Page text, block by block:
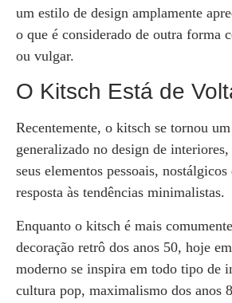
um estilo de design amplamente
o que é considerado de outra forma
ou vulgar.
O Kitsch Está de
Recentemente, o kitsch se tornou
generalizado no design de
seus elementos pessoais,
resposta às tendências minimalistas.
Enquanto o kitsch é mais
decoração retrô dos anos 50, hoje
moderno se inspira em todo tipo de
cultura pop, maximalismo dos anos